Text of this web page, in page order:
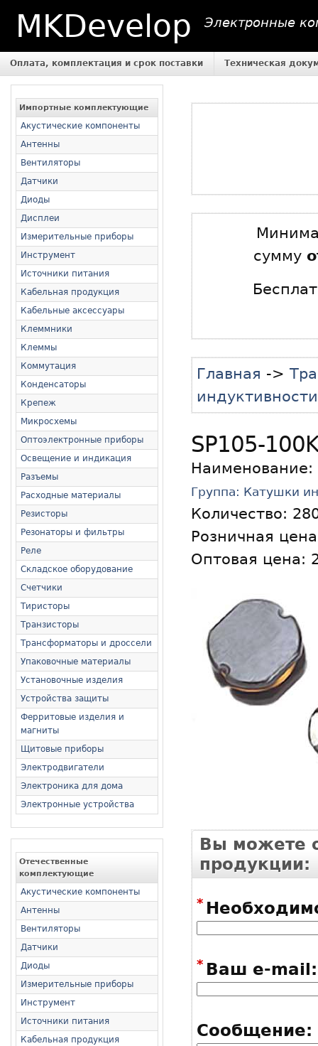
MKDevelop Электронные
Оплата, комплектация и срок поставки Техническая
Импортные комплектующие
Акустические компоненты
Антенны
Вентиляторы
Датчики
Диоды
Дисплеи
Измерительные приборы
Инструмент
Источники питания
Кабельная продукция
Кабельные аксессуары
Клеммники
Клеммы
Коммутация
Конденсаторы
Крепеж
Микросхемы
Оптоэлектронные приборы
Освещение и индикация
Разъемы
Расходные материалы
Резисторы
Резонаторы и фильтры
Реле
Складское оборудование
Счетчики
Тиристоры
Транзисторы
Трансформаторы и дроссели
Упаковочные материалы
Установочные изделия
Устройства защиты
Ферритовые изделия и
магниты
Щитовые приборы
Электродвигатели
Электроника для дома
Электронные устройства
Отечественные
комплектующие
Акустические компоненты
Антенны
Вентиляторы
Датчики
Диоды
Измерительные приборы
Инструмент
Источники питания
Кабельная продукция
сумму
Главная ->
индуктивности
SP105-
Наименование:
Группа: Катушки
Количество:
Розничная
Оптовая цена:
Вы можете
продукции:
*
Ваш e-mail:
*
Сообщение: